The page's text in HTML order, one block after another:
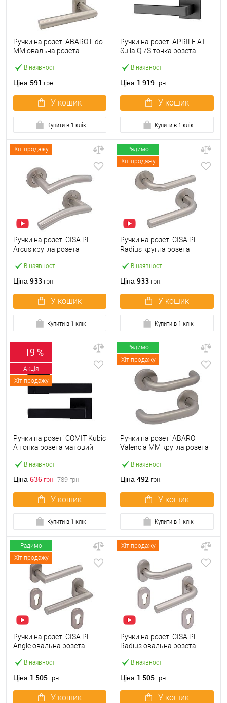
В наявності
Ручки на розеті ABARO Lido
MM овальна розета
Ціна 591 грн.
У кошик
Купити в 1 клік
В наявності
Ручки на розеті APRILE AT
Sulla Q 7S тонка розета
Ціна 1 919 грн.
У кошик
Купити в 1 клік
Хіт продажу
В наявності
Ручки на розеті CISA PL
Arcus кругла розета
Ціна 933 грн.
У кошик
Купити в 1 клік
Радимо
Хіт продажу
В наявності
Ручки на розеті CISA PL
Radius кругла розета
Ціна 933 грн.
У кошик
Купити в 1 клік
- 19 %
Акція
Хіт продажу
В наявності
Ручки на розеті COMIT Kubic
A тонка розета матовий
Ціна 636 грн. 789грн.
У кошик
Купити в 1 клік
Радимо
Хіт продажу
В наявності
Ручки на розеті ABARO
Valencia MM кругла розета
Ціна 492 грн.
У кошик
Купити в 1 клік
Радимо
Хіт продажу
В наявності
Ручки на розеті CISA PL
Angle овальна розета
Ціна 1 505 грн.
У кошик
Хіт продажу
В наявності
Ручки на розеті CISA PL
Radius овальна розета
Ціна 1 505 грн.
У кошик